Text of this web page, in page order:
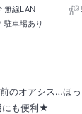
無線LAN
駐車場あり
のオアシス…ほ
にも便利★